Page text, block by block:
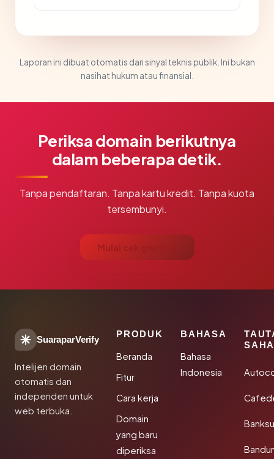
Laporan ini dibuat otomatis dari sinyal teknis publik. Ini bukan
nasihat hukum atau finansial.
Periksa domain berikutnya
dalam beberapa detik.
Tanpa pendaftaran. Tanpa kartu kredit. Tanpa kuota
tersembunyi.
Mulai cek gratis →
SuaraparVerify
Intelijen domain
otomatis dan
independen untuk
web terbuka.
PRODUK
Beranda
Fitur
Cara kerja
Domain
yang baru
diperiksa
BAHASA
Bahasa
Indonesia